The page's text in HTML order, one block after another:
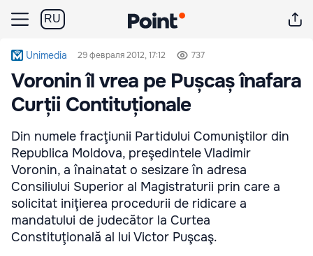
RU
Unimedia 29 февраля 2012, 17:12 737
Voronin îl vrea pe Pușcaș înafara
Curții Contituționale
Din numele fracţiunii Partidului Comuniştilor din
Republica Moldova, preşedintele Vladimir
Voronin, a înainatat o sesizare în adresa
Consiliului Superior al Magistraturii prin care a
solicitat iniţierea procedurii de ridicare a
mandatului de judecător la Curtea
Constituţională al lui Victor Puşcaş.